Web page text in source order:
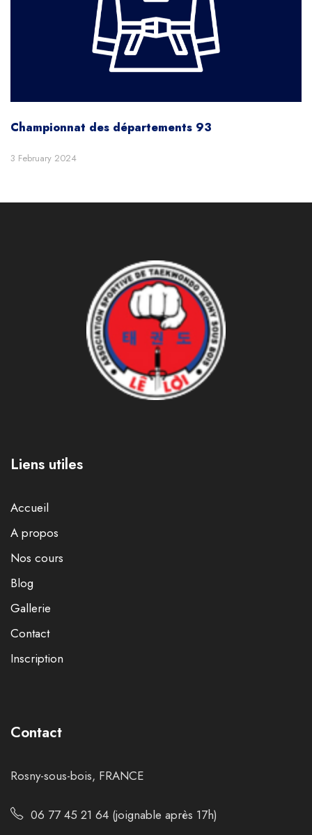
Championnat des départements 93
3 February 2024
Liens utiles
Accueil
A propos
Nos cours
Blog
Gallerie
Contact
Inscription
Contact
Rosny-sous-bois, FRANCE
06 77 45 21 64 (joignable après 17h)